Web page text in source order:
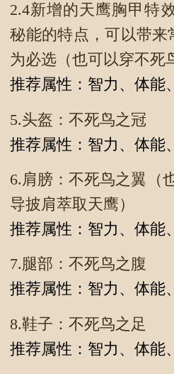
2.4新增的天鹰胸甲特
秘能的特点，可以带来
为必选（也可以穿不死
推荐属性：智力、体能
5.头盔：不死鸟之冠
推荐属性：智力、体能
6.肩膀：不死鸟之翼（
导披肩萃取天鹰）
推荐属性：智力、体能
7.腿部：不死鸟之腹
推荐属性：智力、体能
8.鞋子：不死鸟之足
推荐属性：智力、体能